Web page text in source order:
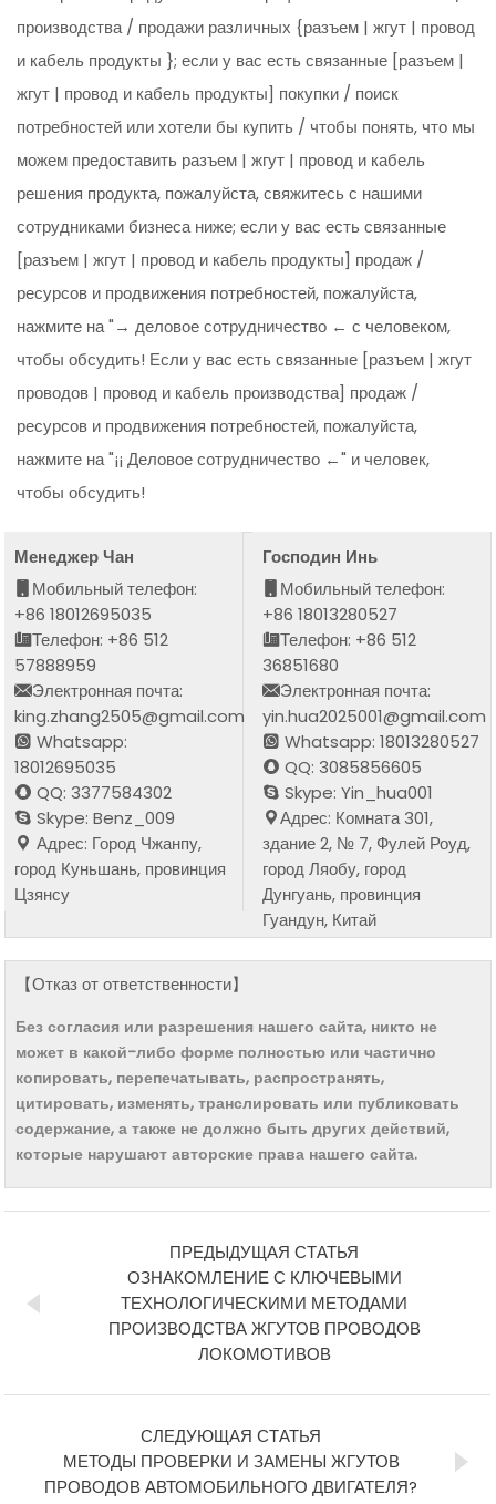
производства / продажи различных {разъем | жгут | провод
и кабель продукты }; если у вас есть связанные [разъем |
жгут | провод и кабель продукты] покупки / поиск
потребностей или хотели бы купить / чтобы понять, что мы
можем предоставить разъем | жгут | провод и кабель
решения продукта, пожалуйста, свяжитесь с нашими
сотрудниками бизнеса ниже; если у вас есть связанные
[разъем | жгут | провод и кабель продукты] продаж /
ресурсов и продвижения потребностей, пожалуйста,
нажмите на "→ деловое сотрудничество ← с человеком,
чтобы обсудить! Если у вас есть связанные [разъем | жгут
проводов | провод и кабель производства] продаж /
ресурсов и продвижения потребностей, пожалуйста,
нажмите на "¡¡ Деловое сотрудничество ←" и человек,
чтобы обсудить!
Менеджер Чан
Мобильный телефон:
+86 18012695035
Телефон: +86 512
57888959
Электронная почта:
king.zhang2505@gmail.com
Whatsapp:
18012695035
QQ: 3377584302
Skype: Benz_009
Адрес: Город Чжанпу,
город Куньшань, провинция
Цзянсу
Господин Инь
Мобильный телефон:
+86 18013280527
Телефон: +86 512
36851680
Электронная почта:
yin.hua2025001@gmail.com
Whatsapp: 18013280527
QQ: 3085856605
Skype: Yin_hua001
Адрес: Комната 301,
здание 2, № 7, Фулей Роуд,
город Ляобу, город
Дунгуань, провинция
Гуандун, Китай
【Отказ от ответственности】
Без согласия или разрешения нашего сайта, никто не
может в какой-либо форме полностью или частично
копировать, перепечатывать, распространять,
цитировать, изменять, транслировать или публиковать
содержание, а также не должно быть других действий,
которые нарушают авторские права нашего сайта.
ПРЕДЫДУЩАЯ СТАТЬЯ
ОЗНАКОМЛЕНИЕ С КЛЮЧЕВЫМИ
ТЕХНОЛОГИЧЕСКИМИ МЕТОДАМИ
ПРОИЗВОДСТВА ЖГУТОВ ПРОВОДОВ
ЛОКОМОТИВОВ
СЛЕДУЮЩАЯ СТАТЬЯ
МЕТОДЫ ПРОВЕРКИ И ЗАМЕНЫ ЖГУТОВ
ПРОВОДОВ АВТОМОБИЛЬНОГО ДВИГАТЕЛЯ?